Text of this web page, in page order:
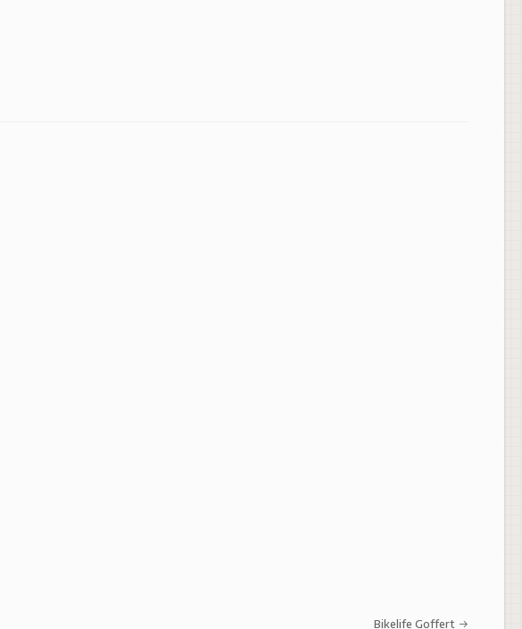
Bikelife Goffert